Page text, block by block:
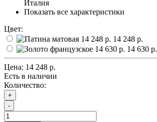
Италия
Показать все характеристики
Цвет:
14 248 р.
14 630 р.
Цена: 14 248 р.
Есть в наличии
Количество:
+
-